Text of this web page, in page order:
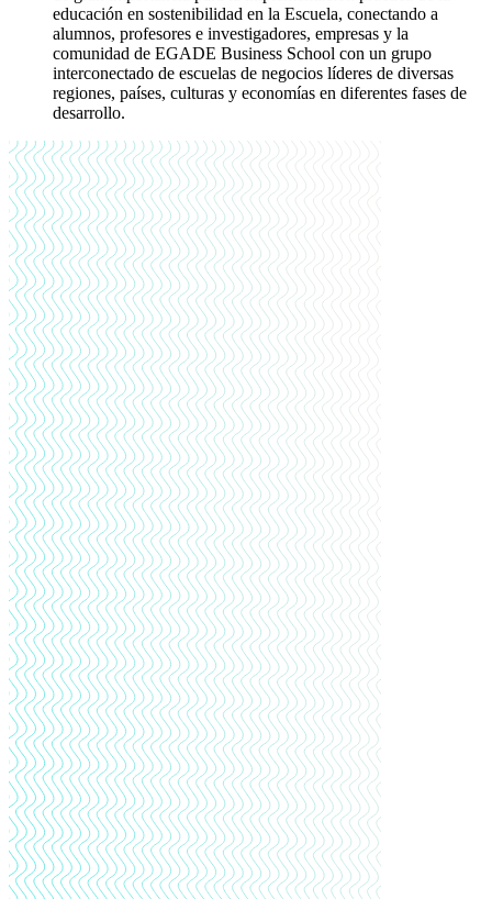
educación en sostenibilidad en la Escuela, conectando a
alumnos, profesores e investigadores, empresas y la
comunidad de EGADE Business School con un grupo
interconectado de escuelas de negocios líderes de diversas
regiones, países, culturas y economías en diferentes fases de
desarrollo.